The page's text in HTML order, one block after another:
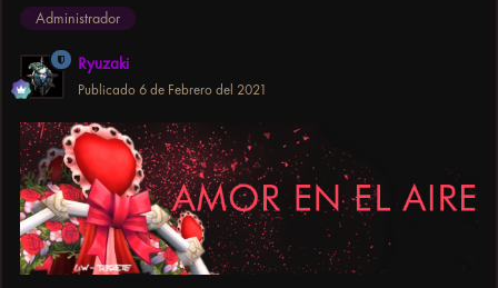
Administrador
Ryuzaki
Publicado 6 de Febrero del 2021